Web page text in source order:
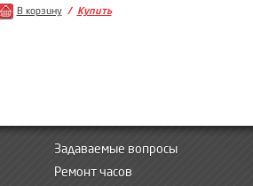
В корзину Купить
Задаваемые вопросы
Ремонт часов